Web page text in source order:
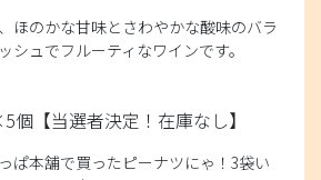
ほのかな甘味とさわやかな酸味のバラ
シュでフルーティなワインです。
個 【当選者決定！在庫なし】
ぱ本舗で買ったピーナツにゃ！3袋い